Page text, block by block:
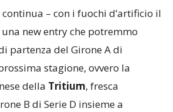
– con i fuochi d’artificio il
new entry che potremmo
partenza del Girone A di
stagione, ovvero la
della Tritium, fresca
B di Serie D insieme a